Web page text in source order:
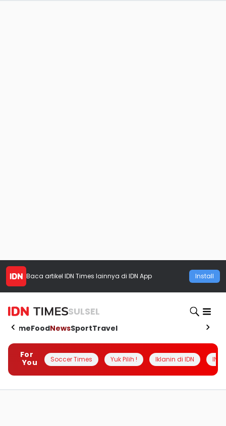
Baca artikel IDN Times lainnya di IDN App Install
SULSEL
HomeFoodNewsSportTravel
For
You
Soccer Times Yuk Pilih ! Iklanin di IDN